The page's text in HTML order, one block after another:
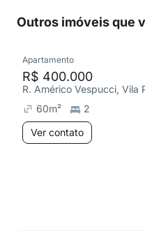
Outros imóveis que
Apartamento
R$ 400.000
R. Américo Vespucci, Vila
60m²
2
Ver contato